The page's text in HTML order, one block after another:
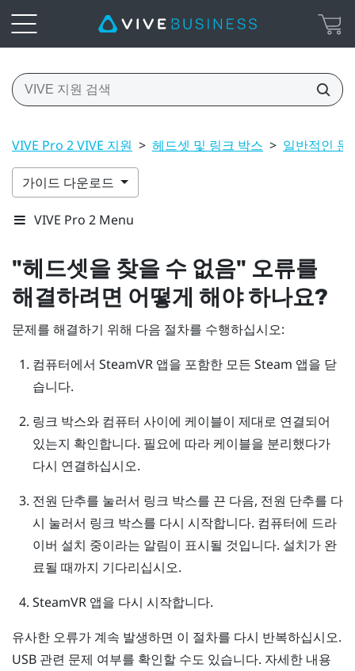
VIVE Pro 2 VIVE 지원 > 헤드셋 및 링크 박스 > 일반적인 문
가이드 다운로드
VIVE Pro 2 Menu
"‍헤드셋을 찾을 수 없음"‍ 오류를
해결하려면 어떻게 해야 하나요?
문제를 해결하기 위해 다음 절차를 수행하십시오:
컴퓨터에서 SteamVR앱을 포함한 모든 Steam 앱을 닫
습니다.
링크 박스와 컴퓨터 사이에 케이블이 제대로 연결되어
있는지 확인합니다. 필요에 따라 케이블을 분리했다가
다시 연결하십시오.
전원 단추를 눌러서 링크 박스를 끈 다음, 전원 단추를 다
시 눌러서 링크 박스를 다시 시작합니다. 컴퓨터에 드라
이버 설치 중이라는 알림이 표시될 것입니다. 설치가 완
료될 때까지 기다리십시오.
SteamVR앱을 다시 시작합니다.
유사한 오류가 계속 발생하면 이 절차를 다시 반복하십시오.
USB 관련 문제 여부를 확인할 수도 있습니다. 자세한 내용